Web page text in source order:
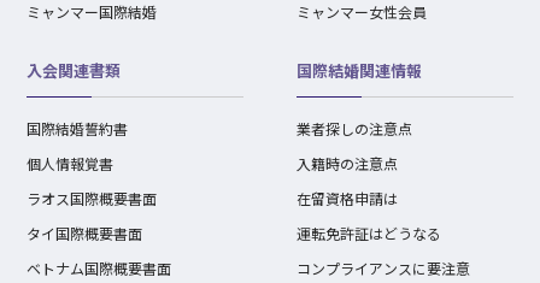
ミャンマー国際結婚
ミャンマー女性会員
入会関連書類
国際結婚誓約書
個人情報覚書
ラオス国際概要書面
タイ国際概要書面
ベトナム国際概要書面
国際結婚関連情報
業者探しの注意点
入籍時の注意点
在留資格申請は
運転免許証はどうなる
コンプライアンスに要注意